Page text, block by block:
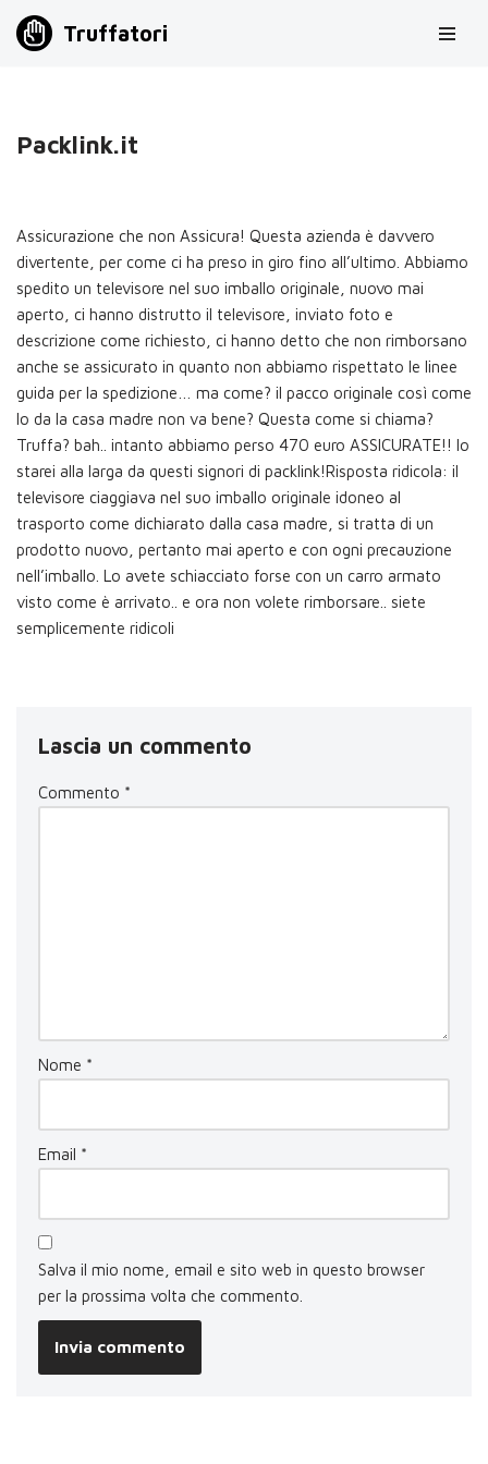
Truffatori
Packlink.it
Assicurazione che non Assicura! Questa azienda è davvero
divertente, per come ci ha preso in giro fino all’ultimo. Abbiamo
spedito un televisore nel suo imballo originale, nuovo mai
aperto, ci hanno distrutto il televisore, inviato foto e
descrizione come richiesto, ci hanno detto che non rimborsano
anche se assicurato in quanto non abbiamo rispettato le linee
guida per la spedizione… ma come? il pacco originale così come
lo da la casa madre non va bene? Questa come si chiama?
Truffa? bah.. intanto abbiamo perso 470 euro ASSICURATE!! Io
starei alla larga da questi signori di packlink!Risposta ridicola: il
televisore ciaggiava nel suo imballo originale idoneo al
trasporto come dichiarato dalla casa madre, si tratta di un
prodotto nuovo, pertanto mai aperto e con ogni precauzione
nell’imballo. Lo avete schiacciato forse con un carro armato
visto come è arrivato.. e ora non volete rimborsare.. siete
semplicemente ridicoli
Lascia un commento
Commento *
Nome *
Email *
Salva il mio nome, email e sito web in questo browser
per la prossima volta che commento.